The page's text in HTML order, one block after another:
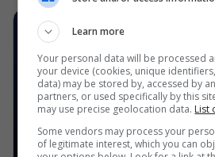
Learn more
Your personal data will be processed
your device (cookies, unique
data) may be stored by, accessed by
partners, or used specifically by this
may use precise geolocation data. List
Some vendors may process your
of legitimate interest, which you can